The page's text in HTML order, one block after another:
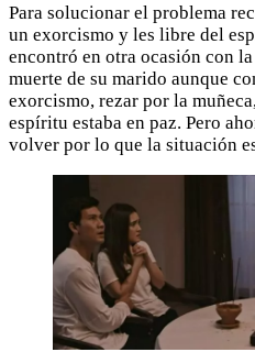
Para solucionar el problema
un exorcismo y les libre del
encontró en otra ocasión con
muerte de su marido aunque
exorcismo, rezar por la
espíritu estaba en paz. Pero
volver por lo que la situación